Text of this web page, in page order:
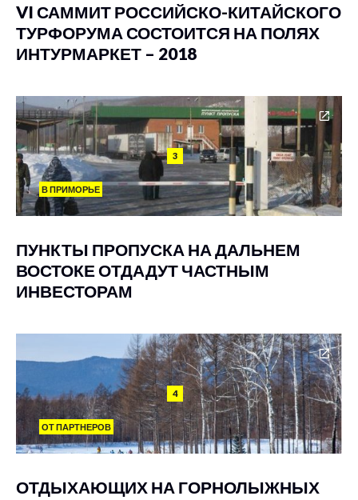
VI САММИТ РОССИЙСКО-КИТАЙСКОГО
ТУРФОРУМА СОСТОИТСЯ НА ПОЛЯХ
ИНТУРМАРКЕТ – 2018
3
В ПРИМОРЬЕ
ПУНКТЫ ПРОПУСКА НА ДАЛЬНЕМ
ВОСТОКЕ ОТДАДУТ ЧАСТНЫМ
ИНВЕСТОРАМ
4
ОТ ПАРТНЕРОВ
ОТДЫХАЮЩИХ НА ГОРНОЛЫЖНЫХ